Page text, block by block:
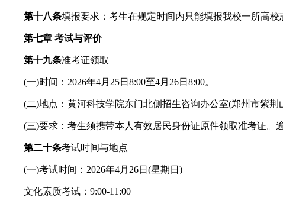
第十八条填报要求：考生在规定时间内只能填报我校一所高
第七章 考试与评价
第十九条准考证领取
(一)时间：2026年4月25日8:00至4月26日8:00。
(二)地点：黄河科技学院东门北侧招生咨询办公室(郑州市紫荆山
(三)要求：考生须携带本人有效居民身份证原件领取准考证。逾
第二十条考试时间与地点
(一)考试时间：2026年4月26日(星期日)
文化素质考试：9:00-11:00